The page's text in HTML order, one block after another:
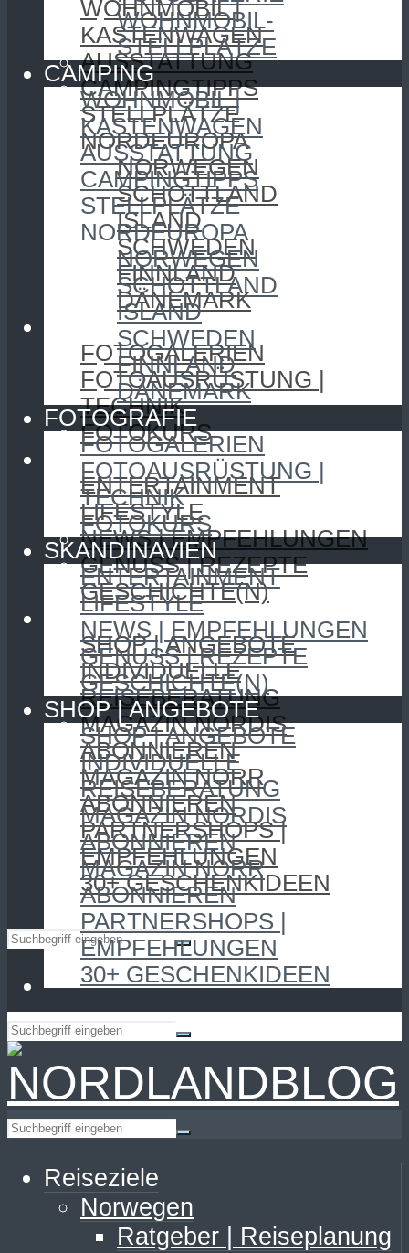
WOHNMOBIL |
KASTENWAGEN
AUSSTATTUNG
CAMPINGTIPPS
STELLPLÄTZE
NORDEUROPA
NORWEGEN
SCHOTTLAND
ISLAND
SCHWEDEN
FINNLAND
DÄNEMARK
FOTOGRAFIE
FOTOGALERIEN
FOTOAUSRÜSTUNG |
TECHNIK
FOTOKURS
SKANDINAVIEN
ENTERTAINMENT
LIFESTYLE
NEWS | EMPFEHLUNGEN
GENUSS | REZEPTE
GESCHICHTE(N)
SHOP | ANGEBOTE
SHOP | ANGEBOTE
INDIVIDUELLE
REISEBERATUNG
MAGAZIN NORDIS
ABONNIEREN
MAGAZIN NORR
ABONNIEREN
PARTNERSHOPS |
EMPFEHLUNGEN
30+ GESCHENKIDEEN
WOHNMOBIL-
STELLPLÄTZE
CAMPING
WOHNMOBIL |
KASTENWAGEN
AUSSTATTUNG
CAMPINGTIPPS
STELLPLÄTZE
NORDEUROPA
NORWEGEN
SCHOTTLAND
ISLAND
SCHWEDEN
FINNLAND
DÄNEMARK
FOTOGRAFIE
FOTOGALERIEN
FOTOAUSRÜSTUNG |
TECHNIK
FOTOKURS
SKANDINAVIEN
ENTERTAINMENT
LIFESTYLE
NEWS | EMPFEHLUNGEN
GENUSS | REZEPTE
GESCHICHTE(N)
SHOP | ANGEBOTE
SHOP | ANGEBOTE
INDIVIDUELLE
REISEBERATUNG
MAGAZIN NORDIS
ABONNIEREN
MAGAZIN NORR
ABONNIEREN
PARTNERSHOPS |
EMPFEHLUNGEN
30+ GESCHENKIDEEN
Reiseziele
Norwegen
Ratgeber | Reiseplanung